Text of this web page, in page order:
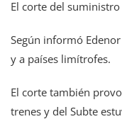
El corte del
Según informó
y a países limítrofes.
El corte también
trenes y del Subte